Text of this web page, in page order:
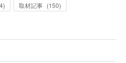
) 取材記事 (150)